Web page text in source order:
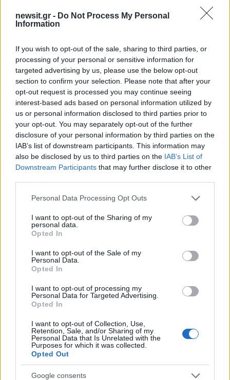
newsit.gr - Do Not Process My Personal
Information
If you wish to opt-out of the sale, sharing to third parties, or
processing of your personal or sensitive information for
targeted advertising by us, please use the below opt-out
section to confirm your selection. Please note that after your
opt-out request is processed you may continue seeing
interest-based ads based on personal information utilized by
us or personal information disclosed to third parties prior to
your opt-out. You may separately opt-out of the further
disclosure of your personal information by third parties on the
IAB’s list of downstream participants. This information may
also be disclosed by us to third parties on the IAB’s List of
Downstream Participants that may further disclose it to other
Please note that this website/app uses one or more Google
not limited to your visit or usage behaviour. You may click to
grant or deny consent to Google and its third-party tags to
use your data for below specified purposes in below Google
consent section.
Personal Data Processing Opt Outs
I want to opt-out of the Sharing of my
personal data.
Opted In
I want to opt-out of the Sale of my
Personal Data.
Opted In
I want to opt-out of processing my
Personal Data for Targeted Advertising.
Opted In
I want to opt-out of Collection, Use,
Retention, Sale, and/or Sharing of my
Personal Data that Is Unrelated with the
Purposes for which it was collected.
Opted Out
Google consents
Σχόλια
Σχολίασε εδώ
50 /50
2000 /2000
Όροι Χρήσης. Το site προστατεύεται από reCAPTCHA, ισχύουν
Πολιτική Απορρήτου
Πολιτική
ΑΛΕΞΑΝΤΑΡ ΒΟΥΤΣΙΤΣ
ΚΥΡΙΑΚΟΣ ΜΗΤΣΟΤΑΚΗΣ
Σέρρες: Βίντεο
και γιο – Ο οδηγός του
φορτηγού κατέγραψε τη
σύγκρουση
Στον Εισαγγελέα η
της Marfin